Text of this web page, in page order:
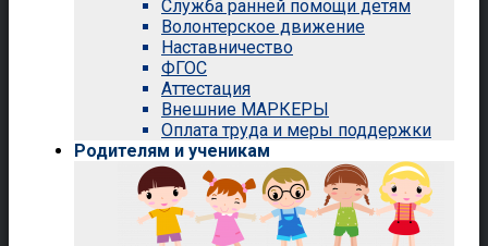
Служба ранней помощи детям
Волонтерское движение
Наставничество
ФГОС
Аттестация
Внешние МАРКЕРЫ
Оплата труда и меры поддержки
Родителям и ученикам